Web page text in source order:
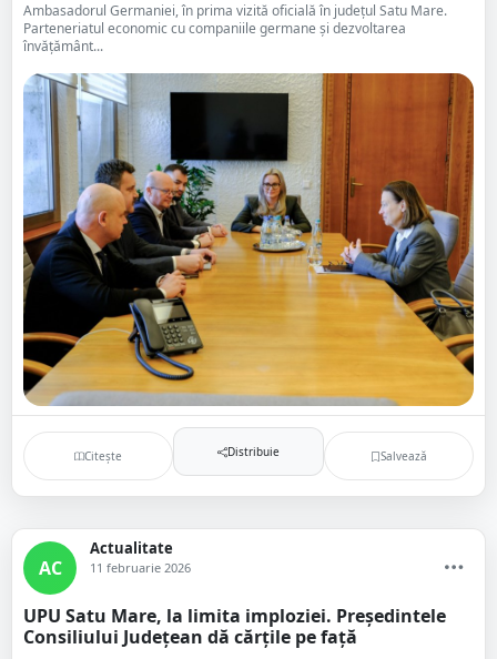
Ambasadorul Germaniei, în prima vizită oficială în județul Satu Mare.
Parteneriatul economic cu companiile germane și dezvoltarea
învățământ...
Citește Distribuie Salvează
AC
Actualitate
11 februarie 2026
UPU Satu Mare, la limita imploziei. Președintele
Consiliului Județean dă cărțile pe față